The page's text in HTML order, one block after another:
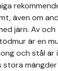
även om
järn. Av
är en
och stål